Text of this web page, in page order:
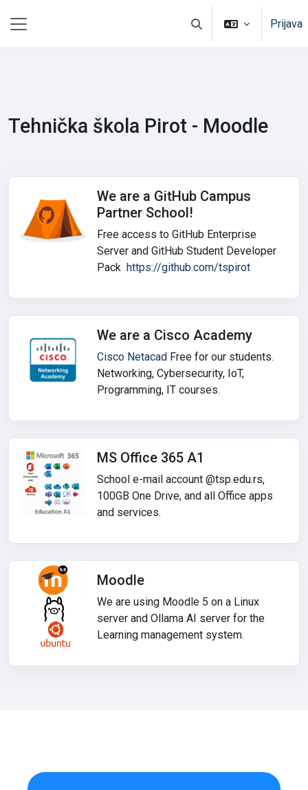
Uključi/isključi polje za
Prijava
Tehnička škola Pirot - Moodle
We are a GitHub Campus
Partner School!
Free access to GitHub Enterprise
Server and GitHub Student Developer
Pack https://github.com/tspirot
We are a Cisco Academy
Cisco Netacad Free for our students.
Networking, Cybersecurity, IoT,
Programming, IT courses.
MS Office 365 A1
School e-mail account @tsp.edu.rs,
100GB One Drive, and all Office apps
and services.
Moodle
We are using Moodle 5 on a Linux
server and Ollama AI server for the
Learning management system.